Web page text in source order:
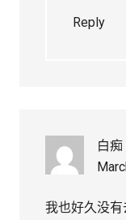
Reply
白痴
我也好久没